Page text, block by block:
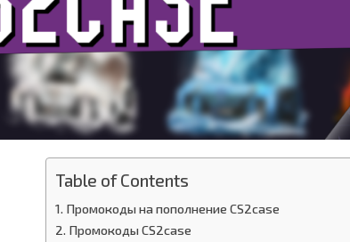
Table of Contents
Промокоды на пополнение CS2case
Промокоды CS2case